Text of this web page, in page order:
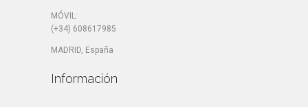
MÓVIL:
(+34) 608617985
MADRID, España
Información